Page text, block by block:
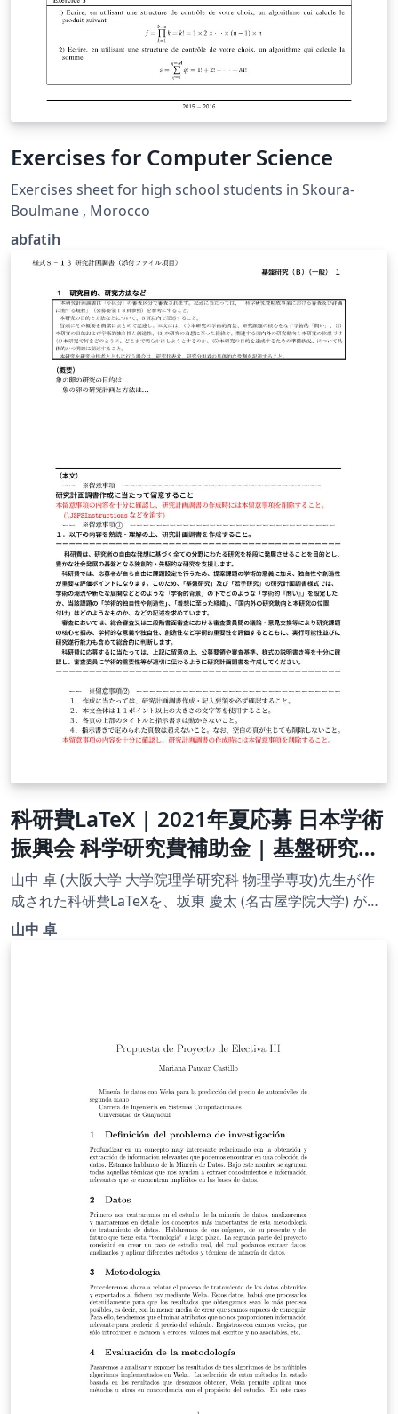
Exercises for Computer Science
Exercises sheet for high school students in Skoura-
Boulmane , Morocco
abfatih
科研費LaTeX | 2021年夏応募 日本学術
振興会 科学研究費補助金 | 基盤研究
（B）(一般) | 2021.08.03
山中 卓 (大阪大学 大学院理学研究科 物理学専攻)先生が作
成された科研費LaTeXを、坂東 慶太 (名古屋学院大学) が了
承を得てテンプレート登録しています。 詳細はこちら↓を
山中 卓